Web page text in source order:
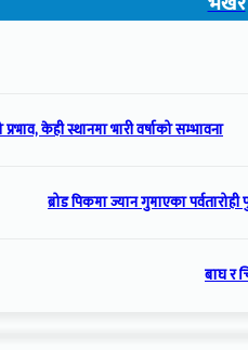
केही स्थानमा भारी वर्षाको सम्भावना
ब्रोड पिकमा ज्यान गुमाएका
बाघ र